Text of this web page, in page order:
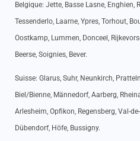
Belgique: Jette, Basse Lasne, Enghien,
Tessenderlo, Laarne, Ypres, Torhout,
Oostkamp, Lummen, Donceel,
Beerse, Soignies, Bever.
Suisse: Glarus, Suhr, Neunkirch,
Biel/Bienne, Männedorf, Aarberg,
Arlesheim, Opfikon, Regensberg, Val-
Dübendorf, Höfe, Bussigny.